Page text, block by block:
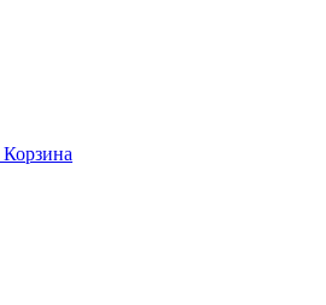
Корзина